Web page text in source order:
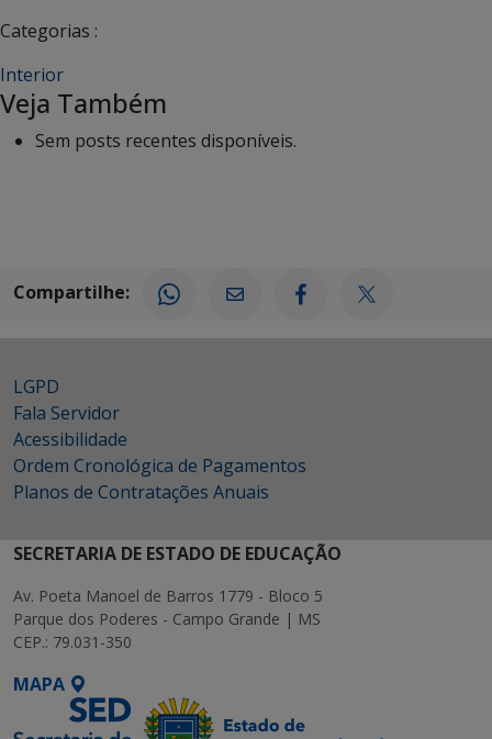
Categorias :
Interior
Veja Também
Sem posts recentes disponíveis.
Compartilhe:
LGPD
Fala Servidor
Acessibilidade
Ordem Cronológica de Pagamentos
Planos de Contratações Anuais
SECRETARIA DE ESTADO DE EDUCAÇÃO
Av. Poeta Manoel de Barros 1779 - Bloco 5
Parque dos Poderes - Campo Grande | MS
CEP.: 79.031-350
MAPA